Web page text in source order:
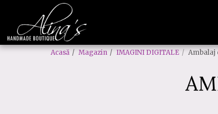
Acasă Magazin IMAGINI DIGITALE Ambalaj